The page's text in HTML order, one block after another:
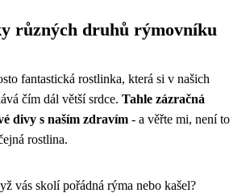
různých druhů rýmovníku
fantastická rostlinka, která si v našich
čím dál větší srdce. Tahle zázračná
divy s naším zdravím - a věřte mi, není to
rostlina.
vás skolí pořádná rýma nebo kašel?